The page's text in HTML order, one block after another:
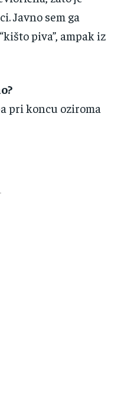
‌Javno‌ ‌sem‌ ‌ga‌
‌piva”,‌ ‌ampak‌ ‌iz
‌pri‌ ‌koncu‌ ‌oziroma